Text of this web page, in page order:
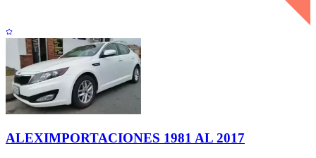
ALEXIMPORTACIONES 1981 AL 2017